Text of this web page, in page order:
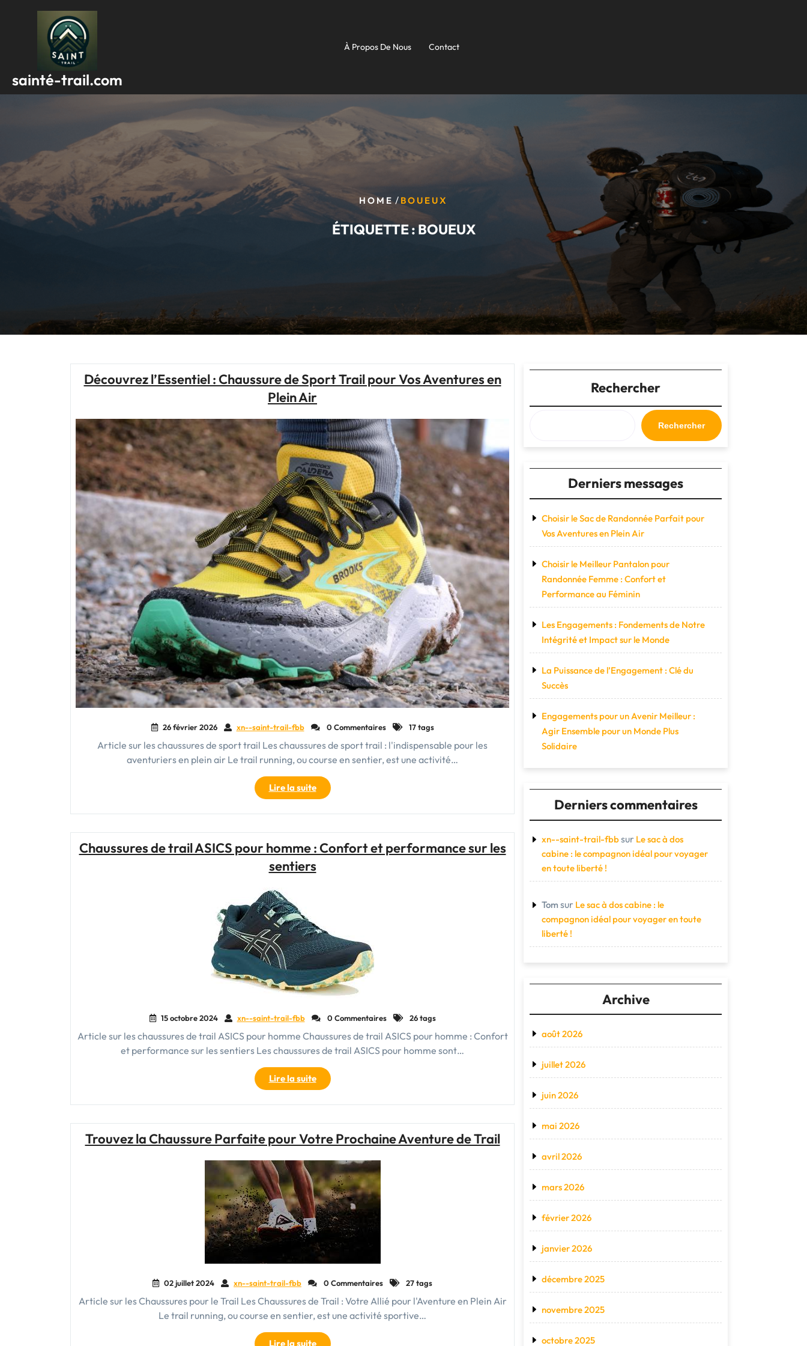
sainté-trail.com
À Propos De Nous Contact
HOME/ BOUEUX
ÉTIQUETTE :BOUEUX
Découvrez l’Essentiel : Chaussure de Sport Trail pour Vos Aventures en
Plein Air
26 février 2026 xn--saint-trail-fbb 0 Commentaires 17 tags
Article sur les chaussures de sport trail Les chaussures de sport trail : l'indispensable pour les
aventuriers en plein air Le trail running, ou course en sentier, est une activité…
Lire la suite"Découvrez
l’Essentiel
:
Sport
Trail
Plein
Air"
Chaussures de trail ASICS pour homme : Confort et performance sur les
sentiers
15 octobre 2024 xn--saint-trail-fbb 0 Commentaires 26 tags
Article sur les chaussures de trail ASICS pour homme Chaussures de trail ASICS pour homme : Confort
et performance sur les sentiers Les chaussures de trail ASICS pour homme sont…
Lire la suite"Chaussures
de
trail
homme
Confort
et
performance
sur
les
sentiers"
Trouvez la Chaussure Parfaite pour Votre Prochaine Aventure de Trail
02 juillet 2024 xn--saint-trail-fbb 0 Commentaires 27 tags
Article sur les Chaussures pour le Trail Les Chaussures de Trail : Votre Allié pour l'Aventure en Plein Air
Le trail running, ou course en sentier, est une activité sportive…
Lire la suite"Trouvez
Rechercher
Rechercher
Derniers messages
Choisir le Sac de Randonnée Parfait pour
Vos Aventures en Plein Air
Choisir le Meilleur Pantalon pour
Randonnée Femme : Confort et
Performance au Féminin
Les Engagements : Fondements de Notre
Intégrité et Impact sur le Monde
La Puissance de l’Engagement : Clé du
Succès
Engagements pour un Avenir Meilleur :
Agir Ensemble pour un Monde Plus
Solidaire
Derniers commentaires
xn--saint-trail-fbbsur Le sac à dos
cabine : le compagnon idéal pour voyager
en toute liberté !
Tom sur Le sac à dos cabine : le
compagnon idéal pour voyager en toute
liberté !
Archive
août 2026
juillet 2026
juin 2026
mai 2026
avril 2026
mars 2026
février 2026
janvier 2026
décembre 2025
novembre 2025
octobre 2025